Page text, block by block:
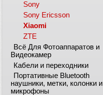
Sony
Sony Ericsson
Xiaomi
ZTE
Всё Для Фотоаппаратов и
Видеокамер
Кабели и переходники
Портативные Bluetooth
наушники, метки, колонки и
микрофоны